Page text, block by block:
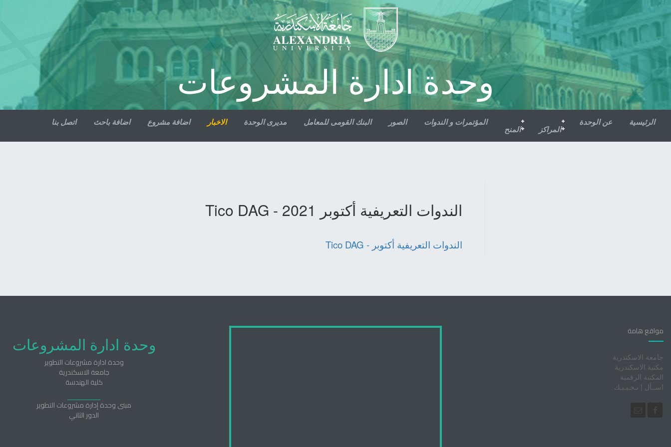
وحدة ادارة المشروعات
الرئيسية عن الوحدة
المراكز المنح
المؤتمرات و الندوات الصور البنك القومى للمعامل مديرى الوحدة الاخبار اضافة مشروع اضافة باحث اتصل بنا
الندوات التعريفية أكتوبر 2021 - Tico DAG
الندوات التعريفية أكتوبر - Tico DAG
مواقع هامة
جامعة الاسكندرية
مكتبة الاسكندرية
المكتبة الرقمية
اســأل | نـجـيـبـك
وحدة ادارة المشروعات
وحدة ادارة مشروعات التطوير
جامعة الاسكندرية
كلية الهندسة
مبنى وحدة إدارة مشروعات التطوير
الدور الثاني